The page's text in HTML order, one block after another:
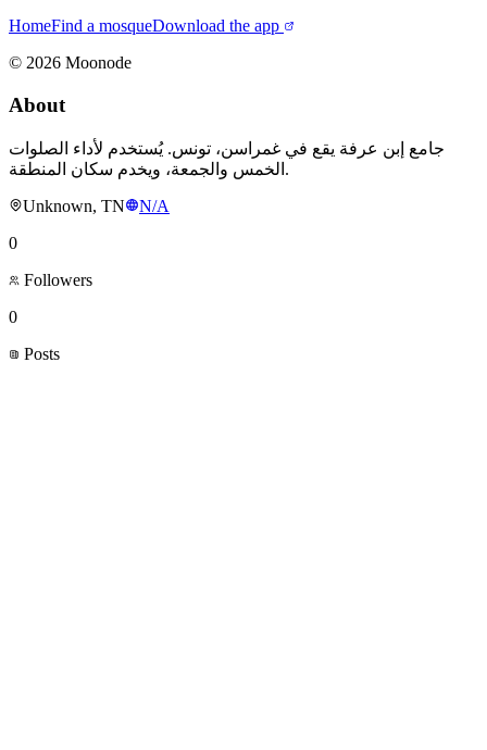
HomeFind a mosqueDownload the app
© 2026 Moonode
About
جامع إبن عرفة يقع في غمراسن، تونس. يُستخدم لأداء الصلوات
الخمس والجمعة، ويخدم سكان المنطقة.
Unknown, TN
N/A
0
Followers
0
Posts